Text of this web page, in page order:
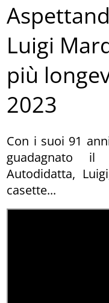
Luigi
più
2023
Con i suoi 91
guadagnato il
Autodidatta,
casette...